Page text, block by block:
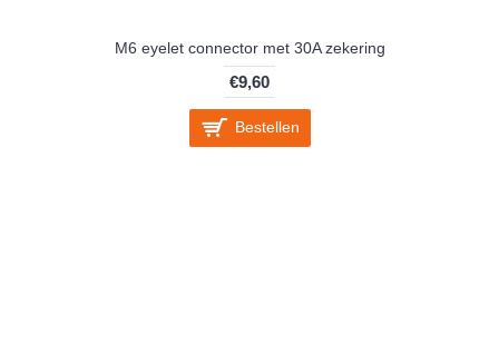
M6 eyelet connector met 30A zekering
€9,60
Bestellen